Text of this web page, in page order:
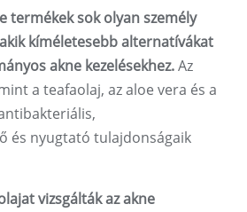
termékek sok olyan személy
kíméletesebb alternatívákat
akne kezelésekhez.Az
a teafaolaj, az aloe vera és a
és nyugtató tulajdonságaik
vizsgálták az akne